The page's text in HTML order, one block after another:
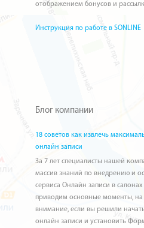
отображением бонусов и
Инструкция по работе в SONLINE
Блог компании
18 советов как извлечь
онлайн записи
За 7 лет специалисты нашей
массив знаний по внедрению и
сервиса Онлайн записи в
приводим основные моменты, на
внимание, если вы решили
онлайн записи и установить